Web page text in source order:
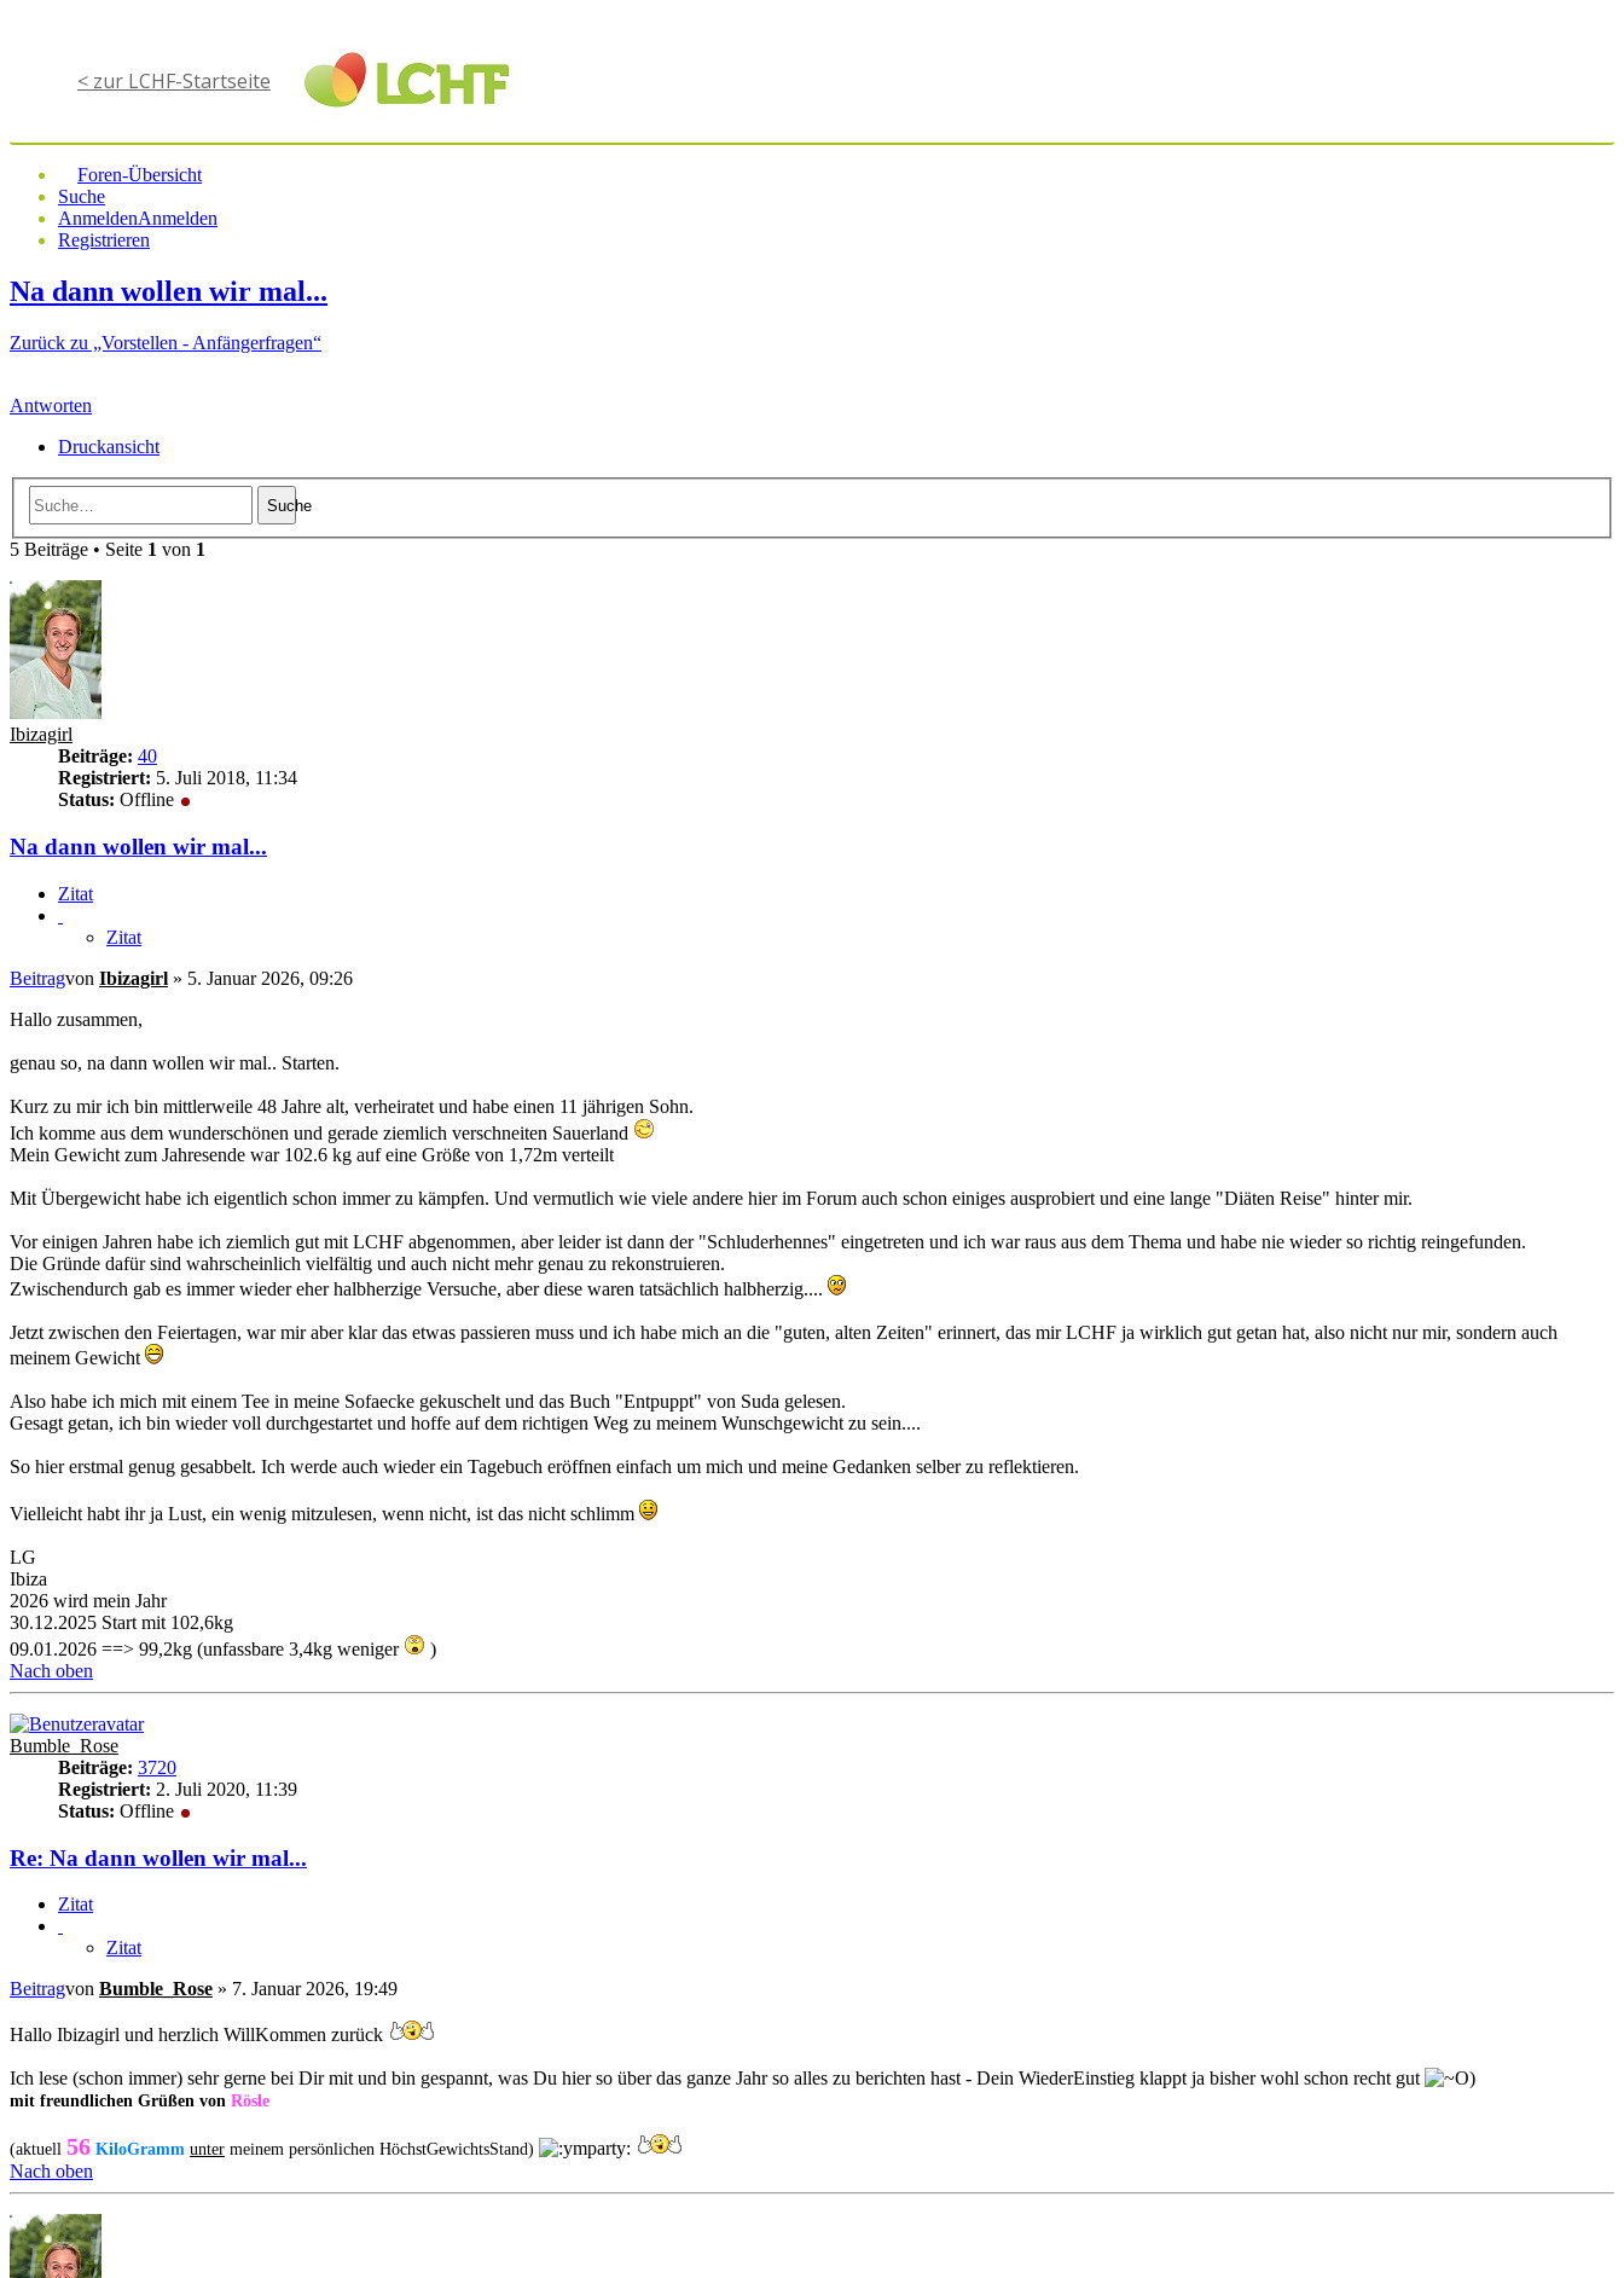
< zur LCHF-Startseite
Foren-Übersicht
Suche
AnmeldenAnmelden
Registrieren
Na dann wollen wir mal...
Zurück zu „Vorstellen - Anfängerfragen“
Antworten
Druckansicht
Suche
5 Beiträge • Seite 1 von 1
Ibizagirl
Beiträge: 40
Registriert: 5. Juli 2018, 11:34
Status: Offline
Na dann wollen wir mal...
Zitat
Zitat
Beitragvon Ibizagirl » 5. Januar 2026, 09:26
Hallo zusammen,
genau so, na dann wollen wir mal.. Starten.
Kurz zu mir ich bin mittlerweile 48 Jahre alt, verheiratet und habe einen 11 jährigen Sohn.
Ich komme aus dem wunderschönen und gerade ziemlich verschneiten Sauerland
Mein Gewicht zum Jahresende war 102.6 kg auf eine Größe von 1,72m verteilt
Mit Übergewicht habe ich eigentlich schon immer zu kämpfen. Und vermutlich wie viele andere hier im Forum auch schon einiges ausprobiert und eine lange "Diäten Reise" hinter mir.
Vor einigen Jahren habe ich ziemlich gut mit LCHF abgenommen, aber leider ist dann der "Schluderhennes" eingetreten und ich war raus aus dem Thema und habe nie wieder so richtig reingefunden.
Die Gründe dafür sind wahrscheinlich vielfältig und auch nicht mehr genau zu rekonstruieren.
Zwischendurch gab es immer wieder eher halbherzige Versuche, aber diese waren tatsächlich halbherzig....
Jetzt zwischen den Feiertagen, war mir aber klar das etwas passieren muss und ich habe mich an die "guten, alten Zeiten" erinnert, das mir LCHF ja wirklich gut getan hat, also nicht nur mir, sondern auch
meinem Gewicht
Also habe ich mich mit einem Tee in meine Sofaecke gekuschelt und das Buch "Entpuppt" von Suda gelesen.
Gesagt getan, ich bin wieder voll durchgestartet und hoffe auf dem richtigen Weg zu meinem Wunschgewicht zu sein....
So hier erstmal genug gesabbelt. Ich werde auch wieder ein Tagebuch eröffnen einfach um mich und meine Gedanken selber zu reflektieren.
Vielleicht habt ihr ja Lust, ein wenig mitzulesen, wenn nicht, ist das nicht schlimm
LG
Ibiza
2026 wird mein Jahr
30.12.2025 Start mit 102,6kg
09.01.2026 ==> 99,2kg (unfassbare 3,4kg weniger
)
Nach oben
Bumble_Rose
Beiträge: 3720
Registriert: 2. Juli 2020, 11:39
Status: Offline
Re: Na dann wollen wir mal...
Zitat
Zitat
Beitragvon Bumble_Rose » 7. Januar 2026, 19:49
Hallo Ibizagirl und herzlich WillKommen zurück
Ich lese (schon immer) sehr gerne bei Dir mit und bin gespannt, was Du hier so über das ganze Jahr so alles zu berichten hast - Dein WiederEinstieg klappt ja bisher wohl schon recht gut
mit freundlichen Grüßen von Rösle
(aktuell 56 KiloGramm unter meinem persönlichen HöchstGewichtsStand)
Nach oben